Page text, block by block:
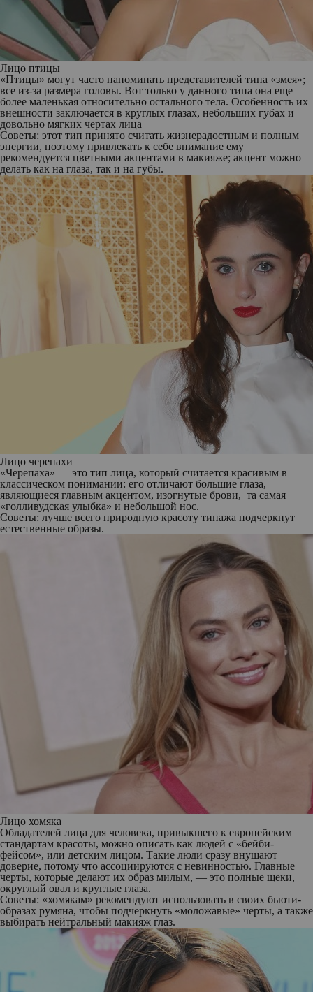
Лицо птицы
«Птицы» могут часто напоминать представителей типа «змея»;
все из-за размера головы. Вот только у данного типа она еще
более маленькая относительно остального тела. Особенность их
внешности заключается в круглых глазах, небольших губах и
довольно мягких чертах лица
Советы: этот тип принято считать жизнерадостным и полным
энергии, поэтому привлекать к себе внимание ему
рекомендуется цветными акцентами в макияже; акцент можно
делать как на глаза, так и на губы.
Лицо черепахи
«Черепаха» — это тип лица, который считается красивым в
классическом понимании: его отличают большие глаза,
являющиеся главным акцентом, изогнутые брови, та самая
«голливудская улыбка» и небольшой нос.
Советы: лучше всего природную красоту типажа подчеркнут
естественные образы.
Лицо хомяка
Обладателей лица для человека, привыкшего к европейским
стандартам красоты, можно описать как людей с «бейби-
фейсом», или детским лицом. Такие люди сразу внушают
доверие, потому что ассоциируются с невинностью. Главные
черты, которые делают их образ милым, — это полные щеки,
округлый овал и круглые глаза.
Советы: «хомякам» рекомендуют использовать в своих бьюти-
образах румяна, чтобы подчеркнуть «моложавые» черты, а также
выбирать нейтральный макияж глаз.